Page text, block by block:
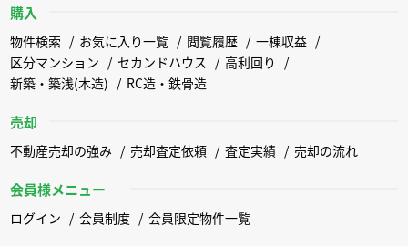
購入
物件検索 お気に入り一覧 閲覧履歴
一棟収益
区分マンション
セカンドハウス
高利回り
新築・築浅(木造)
RC造・鉄骨造
売却
不動産売却の強み 売却査定依頼 査定実績 売却の流れ
会員様メニュー
ログイン 会員制度 会員限定物件一覧